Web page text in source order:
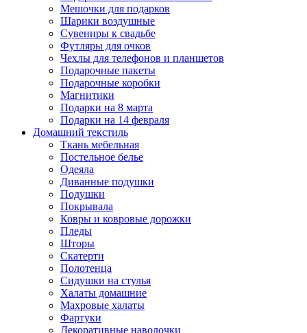
Мешочки для подарков
Шарики воздушные
Сувениры к свадьбе
Футляры для очков
Чехлы для телефонов и планшетов
Подарочные пакеты
Подарочные коробки
Магнитики
Подарки на 8 марта
Подарки на 14 февраля
Домашний текстиль
Ткань мебельная
Постельное белье
Одеяла
Диванные подушки
Подушки
Покрывала
Ковры и ковровые дорожки
Пледы
Шторы
Скатерти
Полотенца
Сидушки на стулья
Халаты домашние
Махровые халаты
Фартуки
Декоративные наволочки